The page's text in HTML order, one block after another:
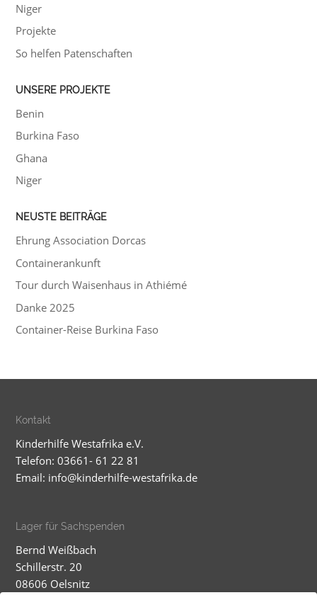
Niger
Projekte
So helfen Patenschaften
UNSERE PROJEKTE
Benin
Burkina Faso
Ghana
Niger
NEUSTE BEITRÄGE
Ehrung Association Dorcas
Containerankunft
Tour durch Waisenhaus in Athiémé
Danke 2025
Container-Reise Burkina Faso
Kontakt
Kinderhilfe Westafrika e.V.
Telefon: 03661- 61 22 81
Email: info@kinderhilfe-westafrika.de
Lager für Sachspenden
Bernd Weißbach
Schillerstr. 20
08606 Oelsnitz